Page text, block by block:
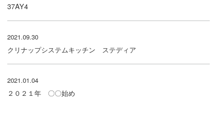
37AY4
2021.09.30
クリナップシステムキッチン ステディア
2021.01.04
２０２１年 〇〇始め